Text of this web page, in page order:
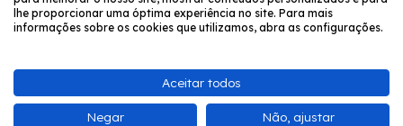
Desenvolvido porFastchannel
Bead Shop Comércio de Pedrarias EPP - CNPJ: 08.081.031/0001-26 -
Atendimento Online: de seg. à sexta, das 8:30 às 17:15.
lhe proporcionar uma óptima experiência no site. Para mais
informações sobre os cookies que utilizamos, abra as configurações.
Aceitar todos
Negar Não, ajustar